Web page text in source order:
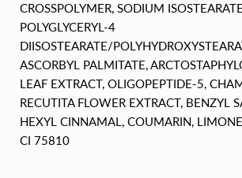
CROSSPOLYMER, SODIUM
POLYGLYCERYL-4
DIISOSTEARATE/
ASCORBYL PALMITATE,
LEAF EXTRACT, OLIGOPEPTIDE-5,
RECUTITA FLOWER EXTRACT, BENZYL
HEXYL CINNAMAL, COUMARIN,
CI 75810